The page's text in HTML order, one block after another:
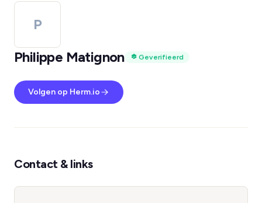
P
Philippe Matignon
Geverifieerd
Volgen op Herm.io
Contact & links